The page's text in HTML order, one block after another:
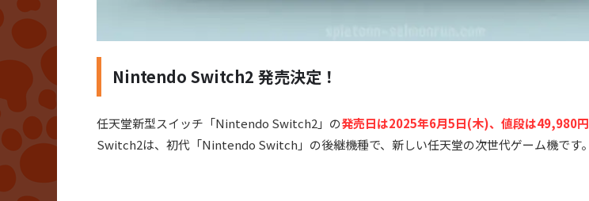
Nintendo Switch2 発売決定！
任天堂新型スイッチ「Nintendo Switch2」の発売日は2025年6月5日(木)、値段は49,980円
Switch2は、初代「Nintendo Switch」の後継機種で、新しい任天堂の次世代ゲーム機です。